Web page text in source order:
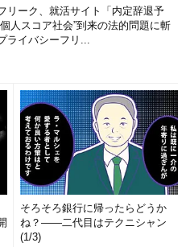
定する）（画面3）
削除する）
リーク、就活サイト「内定辞退予
人スコア社会”到来の法的問題に斬
イバシーフリ...
そろそろ銀行に帰ったらどうか
ね？――二代目はテクニシャン
(1/3)